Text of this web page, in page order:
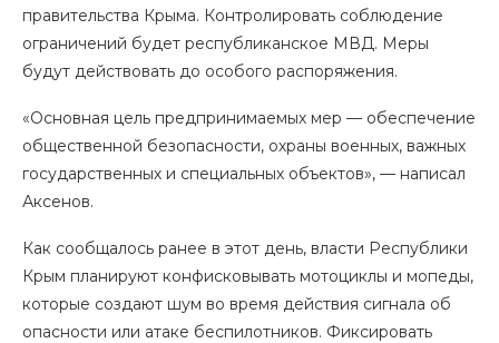
правительства Крыма. Контролировать соблюдение
ограничений будет республиканское МВД. Меры
будут действовать до особого распоряжения.
«Основная цель предпринимаемых мер — обеспечение
общественной безопасности, охраны военных, важных
государственных и специальных объектов», — написал
Аксенов.
Как сообщалось ранее в этот день, власти Республики
Крым планируют конфисковывать мотоциклы и мопеды,
которые создают шум во время действия сигнала об
опасности или атаке беспилотников. Фиксировать